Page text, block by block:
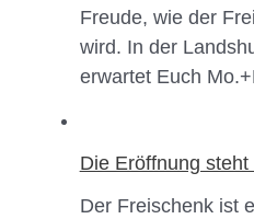
Freude, wie der
wird. In der
erwartet Euch
Die Eröffnung steht
Der Freischenk ist